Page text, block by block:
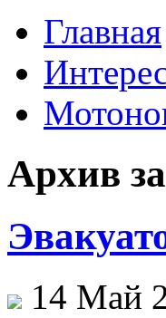
Главная
Архив
14 Май